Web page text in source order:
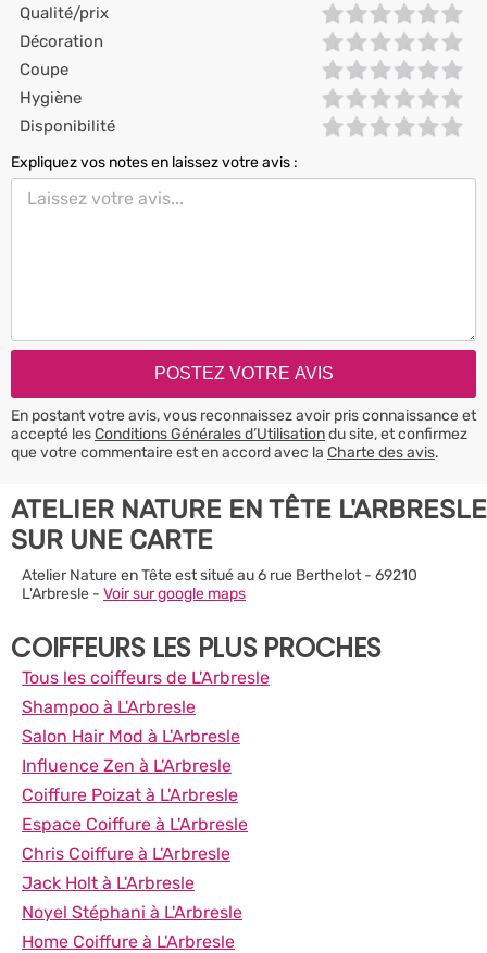
Qualité/prix
Décoration
Coupe
Hygiène
Disponibilité
Expliquez vos notes en laissez votre avis :
En postant votre avis, vous reconnaissez avoir pris connaissance et
accepté lesConditions Générales d’Utilisationdu site, et confirmez
que votre commentaire est en accord avec la Charte des avis.
ATELIER NATURE EN TÊTE L'ARBRESLE
SUR UNE CARTE
Atelier Nature en Tête est situé au 6 rue Berthelot - 69210
L'Arbresle - Voir sur google maps
COIFFEURS LES PLUS PROCHES
Tous les coiffeurs de L'Arbresle
Shampoo à L'Arbresle
Salon Hair Mod à L'Arbresle
Influence Zen à L'Arbresle
Coiffure Poizat à L'Arbresle
Espace Coiffure à L'Arbresle
Chris Coiffure à L'Arbresle
Jack Holt à L'Arbresle
Noyel Stéphani à L'Arbresle
Home Coiffure à L'Arbresle